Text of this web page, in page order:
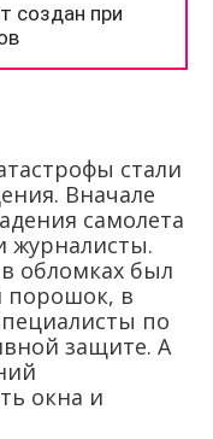
стали
Вначале
самолета
журналисты.
обломках был
порошок, в
по
защите. А
окна и